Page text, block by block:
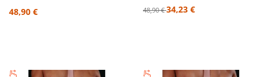
48,90 € 48,90 €34,23 €